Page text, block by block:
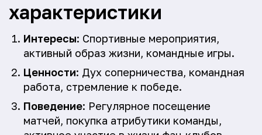
характеристики
Интересы: Спортивные мероприятия,
активный образ жизни, командные игры.
Ценности: Дух соперничества, командная
работа, стремление к победе.
Поведение: Регулярное посещение
матчей, покупка атрибутики команды,